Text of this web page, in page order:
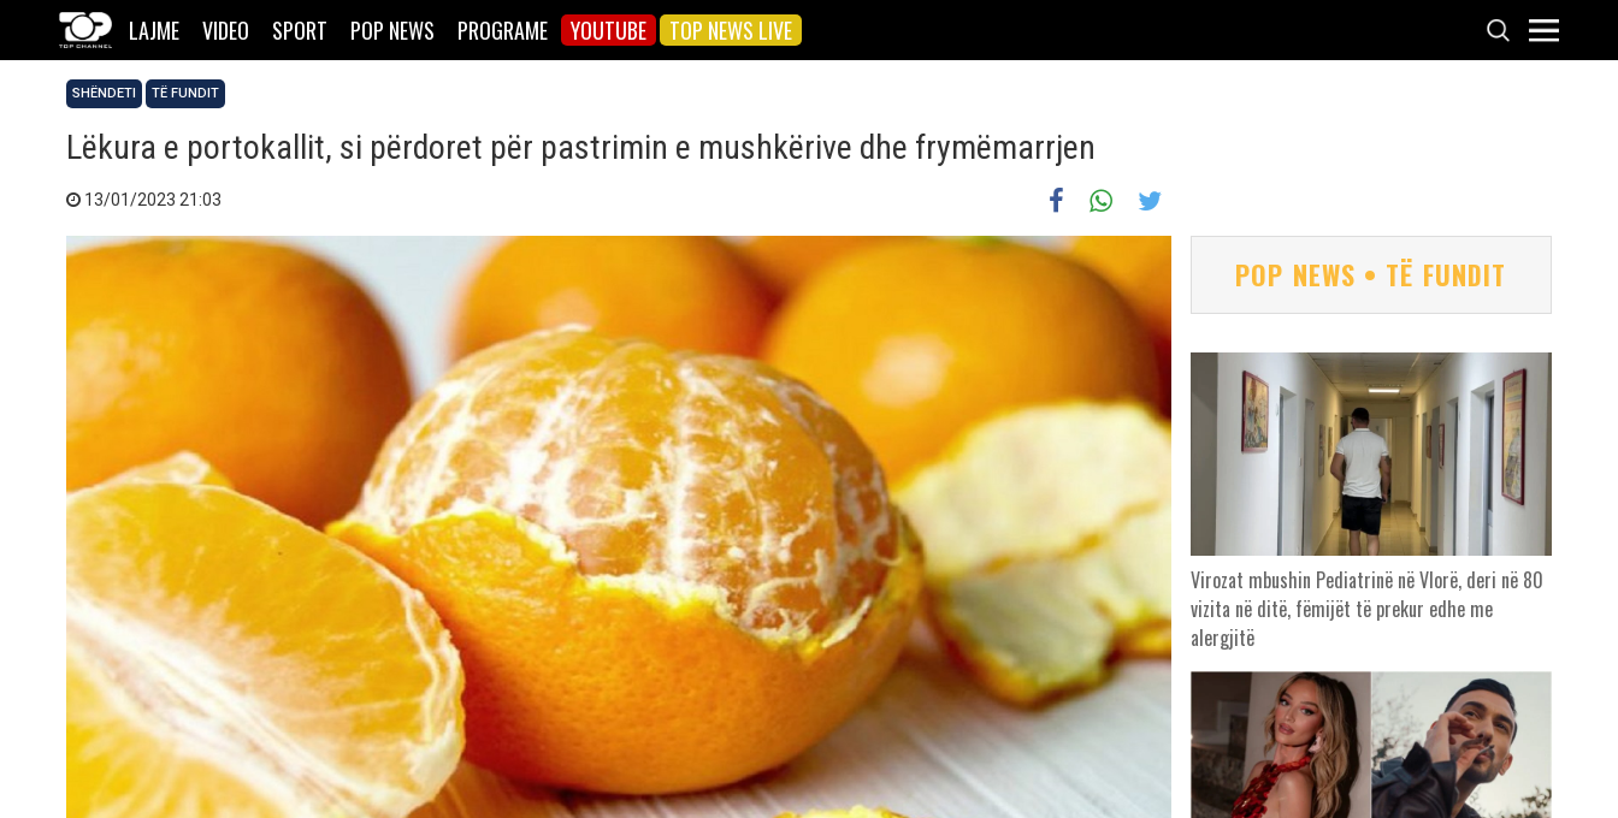
LAJME VIDEO SPORT POP NEWS PROGRAME YOUTUBE TOP NEWS LIVE
SHËNDETI TË FUNDIT
Lëkura e portokallit, si përdoret për pastrimin e mushkërive dhe frymëmarrjen
13/01/2023 21:03
POP NEWS • TË FUNDIT
Virozat mbushin Pediatrinë në Vlorë, deri në 80
vizita në ditë, fëmijët të prekur edhe me
alergjitë